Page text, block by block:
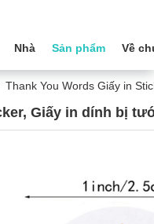
Nhà Sản phẩm Về
Thank You Words Giấy in
Giấy in dính bị